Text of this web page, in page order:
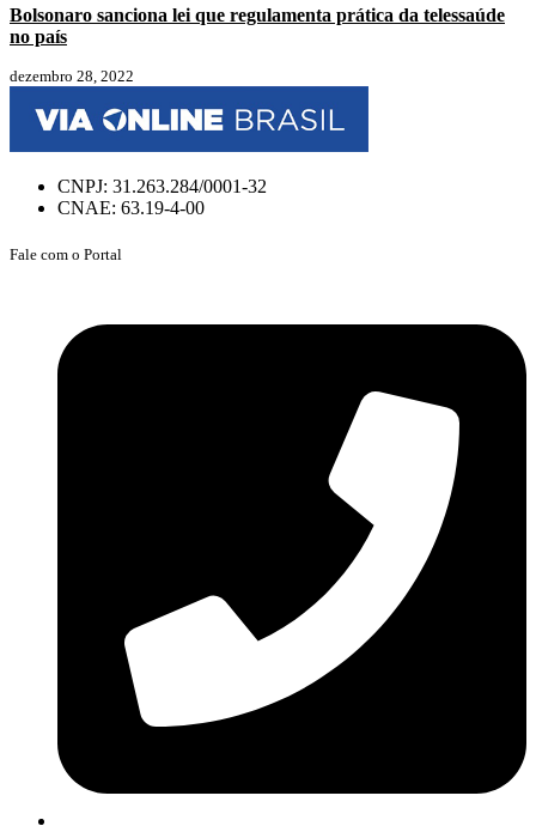
Bolsonaro sanciona lei que regulamenta prática da telessaúde
no país
dezembro 28, 2022
CNPJ: 31.263.284/0001-32
CNAE: 63.19-4-00
Fale com o Portal